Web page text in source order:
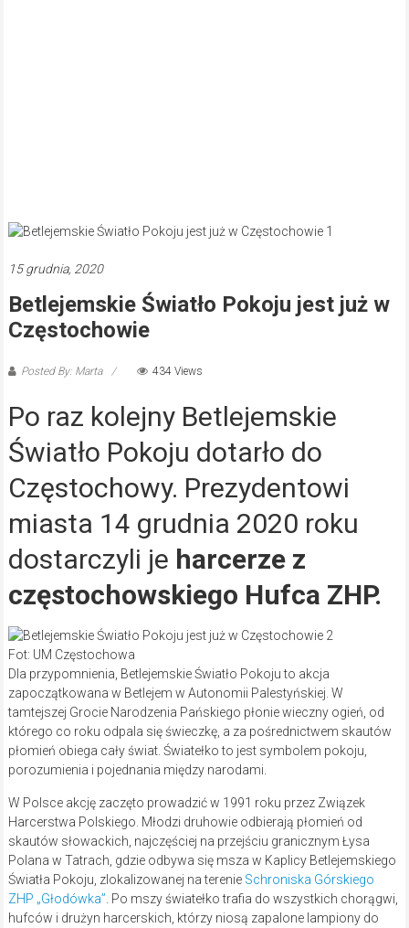
15 grudnia, 2020
Betlejemskie Światło Pokoju jest już w
Częstochowie
Posted By: Marta 434 Views
Po raz kolejny Betlejemskie
Światło Pokoju dotarło do
Częstochowy. Prezydentowi
miasta 14 grudnia 2020 roku
dostarczyli je harcerze z
częstochowskiego Hufca ZHP.
Fot: UM Częstochowa
Dla przypomnienia, Betlejemskie Światło Pokoju to akcja
zapoczątkowana w Betlejem w Autonomii Palestyńskiej. W
tamtejszej Grocie Narodzenia Pańskiego płonie wieczny ogień, od
którego co roku odpala się świeczkę, a za pośrednictwem skautów
płomień obiega cały świat. Światełko to jest symbolem pokoju,
porozumienia i pojednania między narodami.
W Polsce akcję zaczęto prowadzić w 1991 roku przez Związek
Harcerstwa Polskiego. Młodzi druhowie odbierają płomień od
skautów słowackich, najczęściej na przejściu granicznym Łysa
Polana w Tatrach, gdzie odbywa się msza w Kaplicy Betlejemskiego
Światła Pokoju, zlokalizowanej na terenie Schroniska Górskiego
ZHP „Głodówka” . Po mszy światełko trafia do wszystkich chorągwi,
hufców i drużyn harcerskich, którzy niosą zapalone lampiony do